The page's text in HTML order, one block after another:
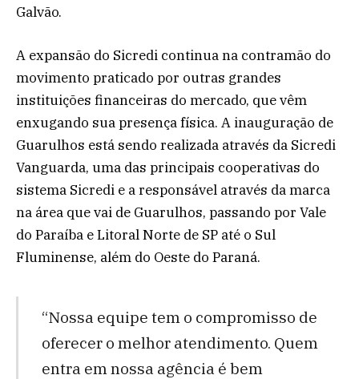
Galvão.
A expansão do Sicredi continua na contramão do
movimento praticado por outras grandes
instituições financeiras do mercado, que vêm
enxugando sua presença física. A inauguração de
Guarulhos está sendo realizada através da Sicredi
Vanguarda, uma das principais cooperativas do
sistema Sicredi e a responsável através da marca
na área que vai de Guarulhos, passando por Vale
do Paraíba e Litoral Norte de SP até o Sul
Fluminense, além do Oeste do Paraná.
“Nossa equipe tem o compromisso de
oferecer o melhor atendimento. Quem
entra em nossa agência é bem